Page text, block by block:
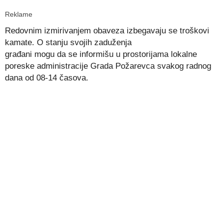
Reklame
Redovnim izmirivanjem obaveza izbegavaju se troškovi
kamate. O stanju svojih zaduženja
građani mogu da se informišu u prostorijama lokalne
poreske administracije Grada Požarevca svakog radnog
dana od 08-14 časova.